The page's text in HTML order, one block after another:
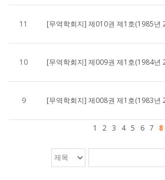
11 [무역학회지] 제010권 제1호(1985년
10 [무역학회지] 제009권 제1호(1984년
9 [무역학회지] 제008권 제1호(1983년
1
2 3 4 5 6 7 8